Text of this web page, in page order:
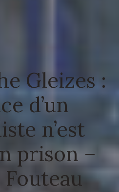
Gleizes :
d’un
n’est
prison –